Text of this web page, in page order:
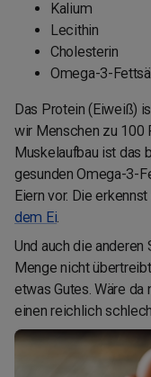
Kalium
Lecithin
Cholesterin
Omega-3-
Das Protein (Eiweiß)
wir Menschen zu 100
Muskelaufbau ist das
gesunden Omega-3-
Eiern vor. Die
dem Ei.
Und auch die
Menge nicht
etwas Gutes. Wäre da
einen reichlich